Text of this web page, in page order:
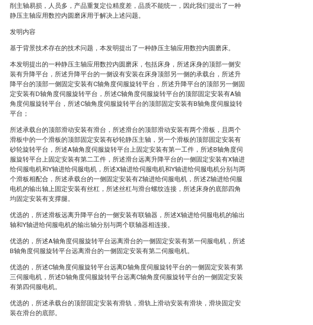
削主轴易损，人员多，产品重复定位精度差，品质不能统一，因此我们提出了一种
静压主轴应用数控内圆磨床用于解决上述问题。
发明内容
基于背景技术存在的技术问题，本发明提出了一种静压主轴应用数控内圆磨床。
本发明提出的一种静压主轴应用数控内圆磨床，包括床身，所述床身的顶部一侧安
装有升降平台，所述升降平台的一侧设有安装在床身顶部另一侧的承载台，所述升
降平台的顶部一侧固定安装有C轴角度伺服旋转平台，所述升降平台的顶部另一侧固
定安装有D轴角度伺服旋转平台，所述C轴角度伺服旋转平台的顶部固定安装有A轴
角度伺服旋转平台，所述C轴角度伺服旋转平台的顶部固定安装有B轴角度伺服旋转
平台；
所述承载台的顶部滑动安装有滑台，所述滑台的顶部滑动安装有两个滑板，且两个
滑板中的一个滑板的顶部固定安装有砂轮静压主轴，另一个滑板的顶部固定安装有
砂轮旋转平台，所述A轴角度伺服旋转平台上固定安装有第一工件，所述B轴角度伺
服旋转平台上固定安装有第二工件，所述滑台远离升降平台的一侧固定安装有X轴进
给伺服电机和Y轴进给伺服电机，所述X轴进给伺服电机和Y轴进给伺服电机分别与两
个滑板相配合，所述承载台的一侧固定安装有Z轴进给伺服电机，所述Z轴进给伺服
电机的输出轴上固定安装有丝杠，所述丝杠与滑台螺纹连接，所述床身的底部四角
均固定安装有支撑腿。
优选的，所述滑板远离升降平台的一侧安装有联轴器，所述X轴进给伺服电机的输出
轴和Y轴进给伺服电机的输出轴分别与两个联轴器相连接。
优选的，所述A轴角度伺服旋转平台远离滑台的一侧固定安装有第一伺服电机，所述
B轴角度伺服旋转平台远离滑台的一侧固定安装有第二伺服电机。
优选的，所述C轴角度伺服旋转平台远离D轴角度伺服旋转平台的一侧固定安装有第
三伺服电机，所述D轴角度伺服旋转平台远离C轴角度伺服旋转平台的一侧固定安装
有第四伺服电机。
优选的，所述承载台的顶部固定安装有滑轨，滑轨上滑动安装有滑块，滑块固定安
装在滑台的底部。